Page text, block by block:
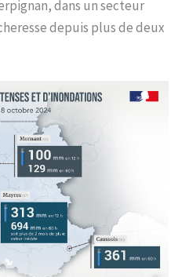
dans un secteur
depuis plus de deux